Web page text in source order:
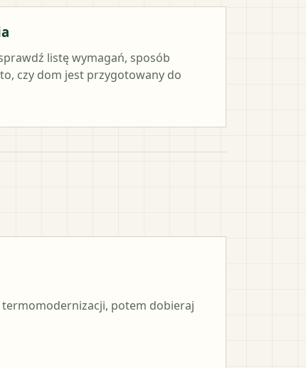
listę wymagań, sposób
czy dom jest przygotowany do
potem dobieraj